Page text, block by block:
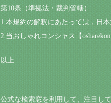
第10条（準拠法・裁判管轄）
1.本規約の解釈にあたっては，日本
2.当おしゃれコンシャス【
以上
公式な検索窓を利用して、注目し